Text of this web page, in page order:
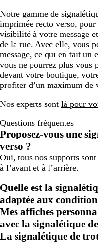
Notre gamme de
imprimée recto verso,
visibilité à votre message
de la rue. Avec elle, vous
message, ce qui en fait un
vous ne pourrez plus vous
devant votre boutique,
profiter d’un maximum de
Nos experts sont là pour
Questions fréquentes
Proposez-vous une
verso ?
Oui, tous nos supports
à l’avant et à l’arrière.
Quelle est la
adaptée aux
Mes affiches
avec la signalétique
La signalétique de